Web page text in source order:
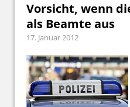
Vorsicht, wenn
als Beamte aus
17. Januar 2012